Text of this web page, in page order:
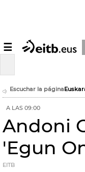
☰
Escuchar la página
A LAS 09:00
Andoni
'Egun
EITB